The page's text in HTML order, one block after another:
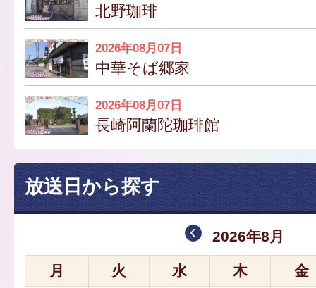
北野珈琲
2026年08月07日
中華そば郷家
2026年08月07日
長崎阿蘭陀珈琲館
放送日から探す
2026年8月
月 火 水 木 金